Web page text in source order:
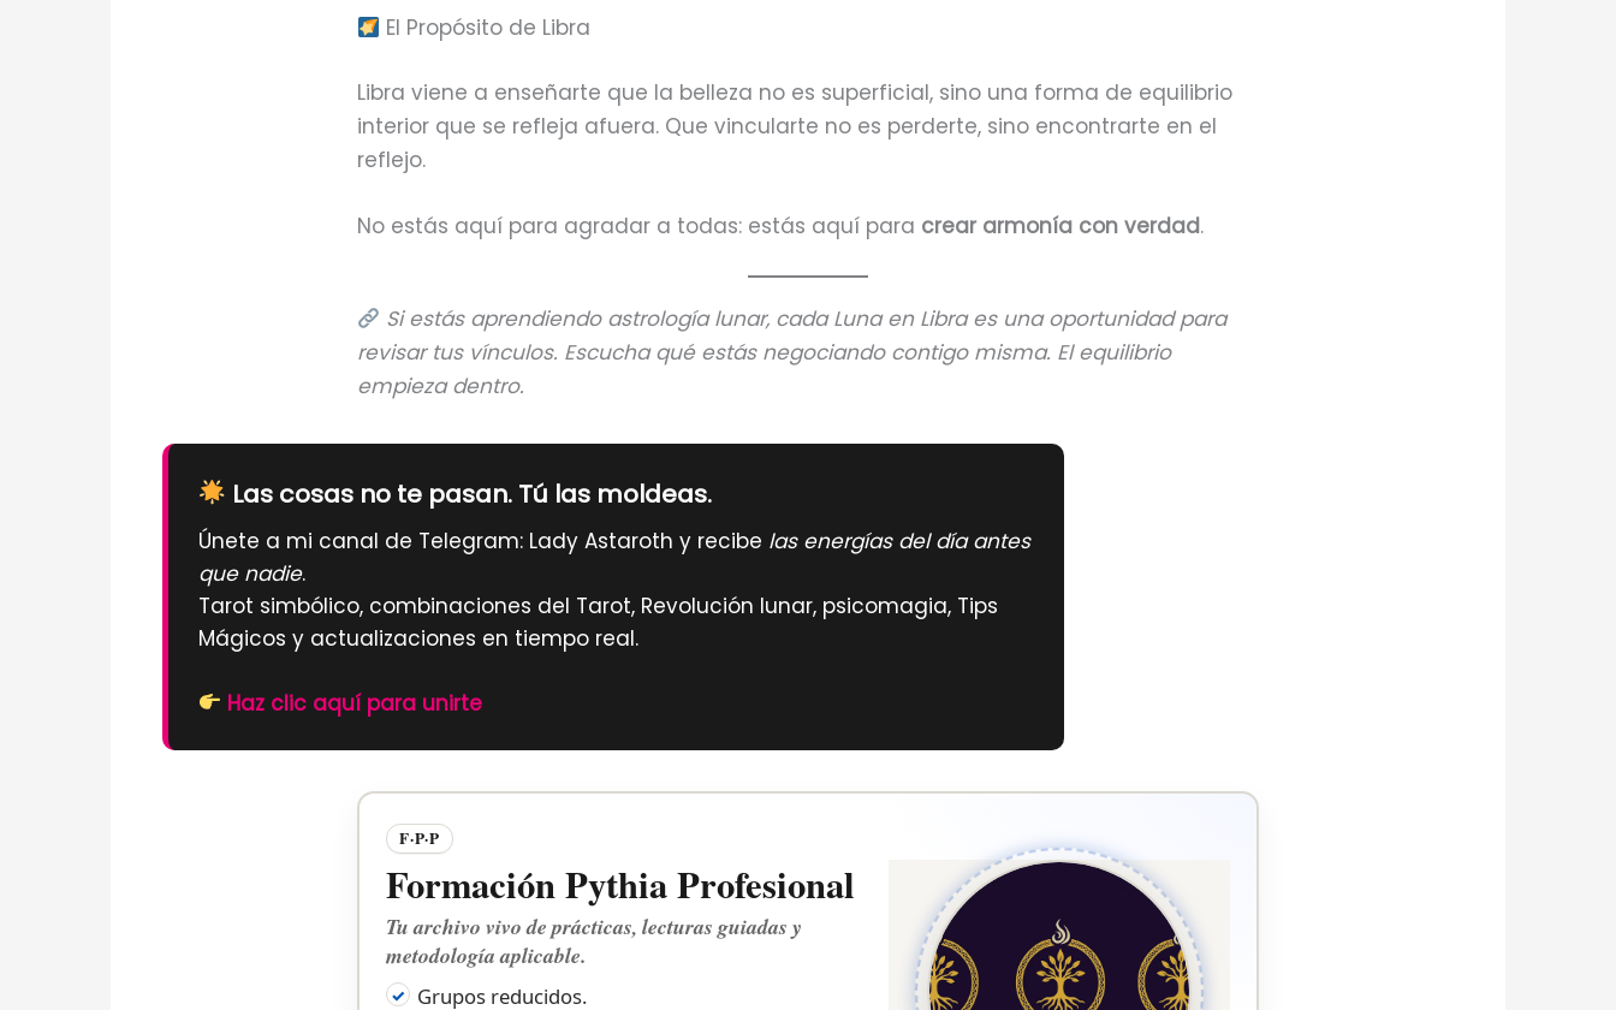
El Propósito de Libra
Libra viene a enseñarte que la belleza no es superficial, sino una forma de equilibrio
interior que se refleja afuera. Que vincularte no es perderte, sino encontrarte en el
reflejo.
No estás aquí para agradar a todas: estás aquí para crear armonía con verdad.
Si estás aprendiendo astrología lunar, cada Luna en Libra es una oportunidad para
revisar tus vínculos. Escucha qué estás negociando contigo misma. El equilibrio
empieza dentro.
Las cosas no te pasan. Tú las moldeas.
Únete a mi canal de Telegram: Lady Astaroth y recibe las energías del día antes
que nadie.
Tarot simbólico, combinaciones del Tarot, Revolución lunar, psicomagia, Tips
Mágicos y actualizaciones en tiempo real.
Haz clic aquí para unirte
F·P·P
Formación Pythia Profesional
Tu archivo vivo de prácticas, lecturas guiadas y
metodología aplicable.
Grupos reducidos.